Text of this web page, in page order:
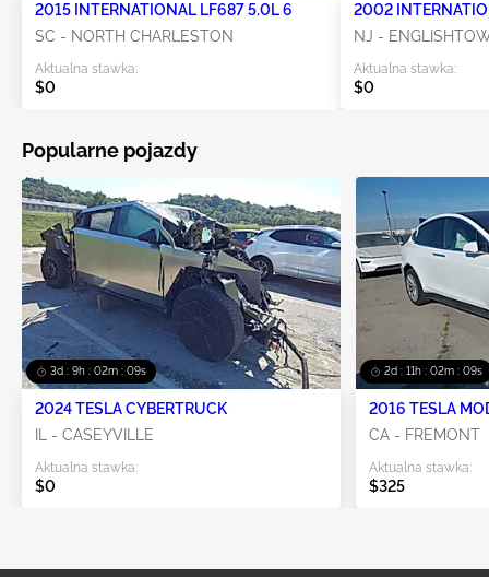
2015 INTERNATIONAL LF687 5.0L 6
SC - NORTH CHARLESTON
Aktualna stawka:
$0
2002
NJ -
Aktualna stawka:
$0
Popularne pojazdy
3d : 9h : 02m : 09s
2024 TESLA CYBERTRUCK
IL - CASEYVILLE
Aktualna stawka:
$0
2d : 11h : 02m : 09s
2016 TESLA
CA - FREMONT
Aktualna stawka:
$325